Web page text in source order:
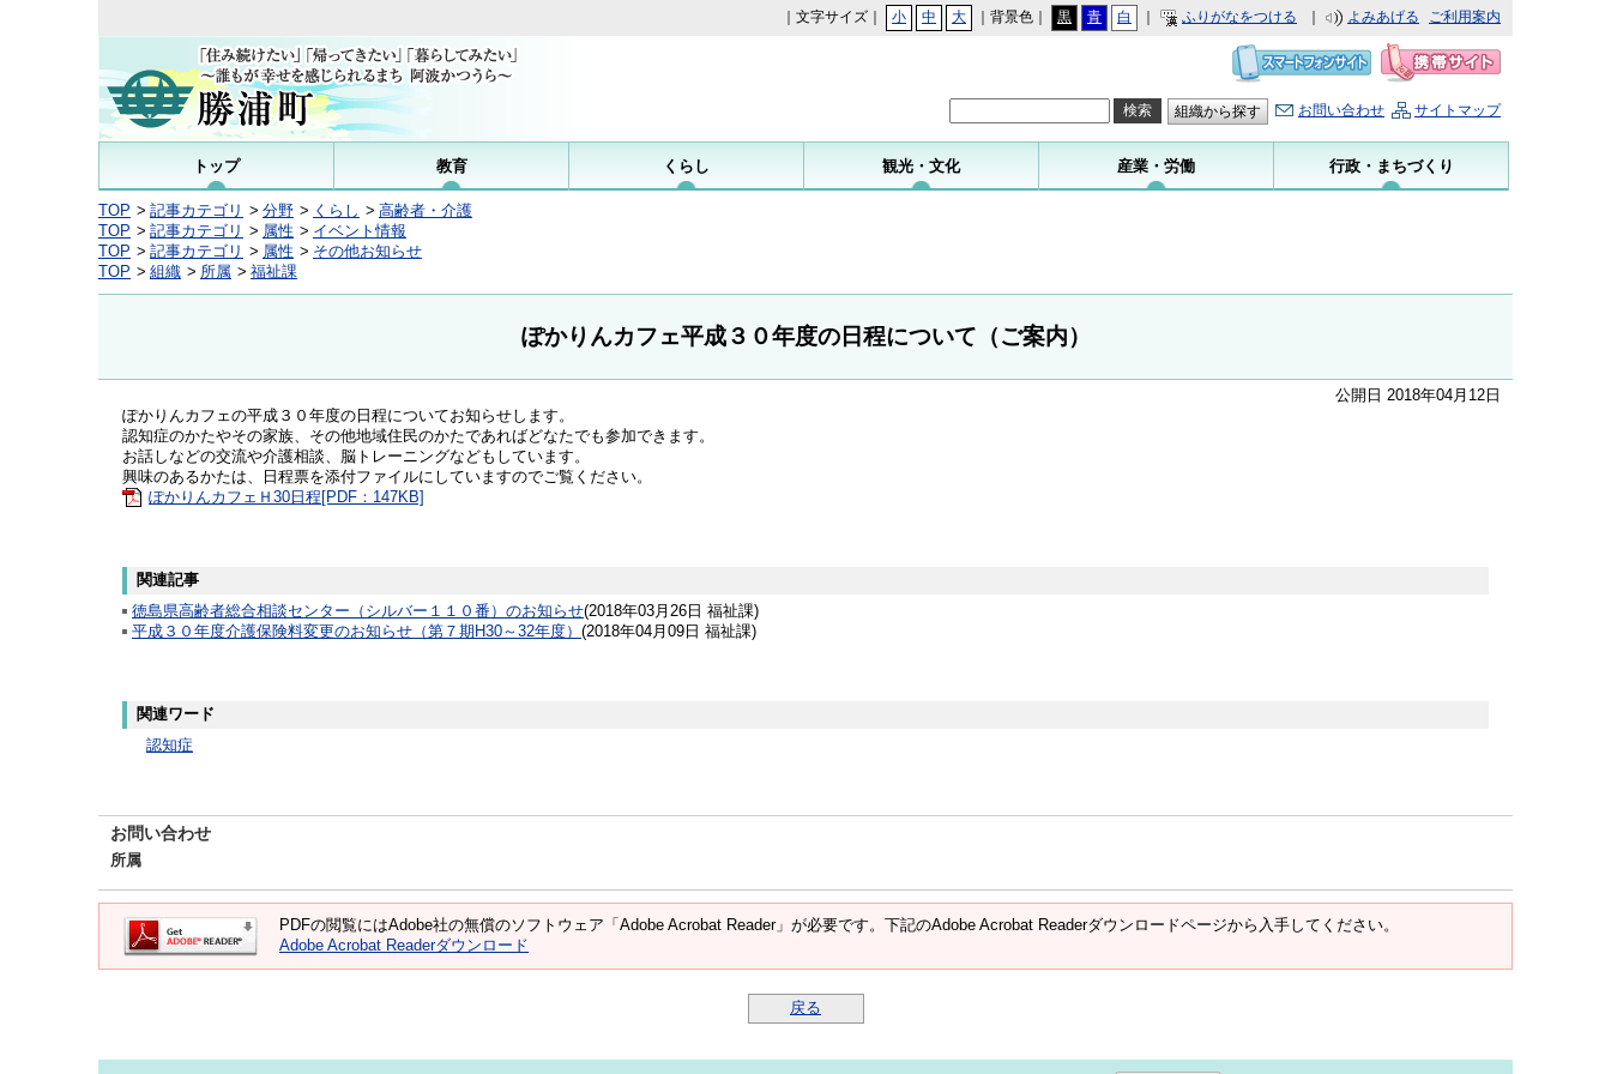
｜文字サイズ｜ 小 中 大 ｜背景色｜ 黒 青 白 ふりがなをつける よみあげる ご利用案内
組織から探す お問い合わせ サイトマップ
トップ 教育 くらし 観光・文化 産業・労働 行政・まちづくり
TOP 記事カテゴリ 分野 くらし
高齢者・介護
TOP
記事カテゴリ 属性
イベント情報
TOP
記事カテゴリ 属性
その他お知らせ
TOP
組織 所属 福祉課
ぽかりんカフェ平成３０年度の日程について（ご案内）
公開日 2018年04月12日
ぽかりんカフェの平成３０年度の日程についてお知らせします。
認知症のかたやその家族、その他地域住民のかたであればどなたでも参加できます。
お話しなどの交流や介護相談、脳トレーニングなどもしています。
興味のあるかたは、日程票を添付ファイルにしていますのでご覧ください。
ぽかりんカフェＨ30日程[PDF：147KB]
関連記事
徳島県高齢者総合相談センター（シルバー１１０番）のお知らせ(2018年03月26日 福祉課)
平成３０年度介護保険料変更のお知らせ（第７期H30～32年度） (2018年04月09日 福祉課)
関連ワード
認知症
お問い合わせ
所属
PDFの閲覧にはAdobe社の無償のソフトウェア「Adobe Acrobat Reader」が必要です。下記のAdobe Acrobat Readerダウンロードページから入手してください。
Adobe Acrobat Readerダウンロード
戻る